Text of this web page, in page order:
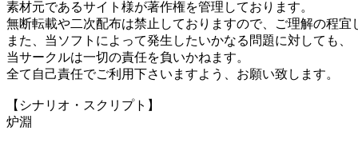
素材元であるサイト様が著作権を管理しております。
無断転載や二次配布は禁止しておりますので、ご理解の程宜
また、当ソフトによって発生したいかなる問題に対しても、
当サークルは一切の責任を負いかねます。
全て自己責任でご利用下さいますよう、お願い致します。
【シナリオ・スクリプト】
炉淵